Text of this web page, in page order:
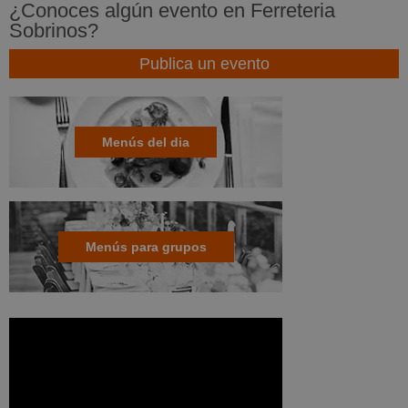
¿Conoces algún evento en Ferreteria
Sobrinos?
Publica un evento
Menús del dia
Menús para grupos